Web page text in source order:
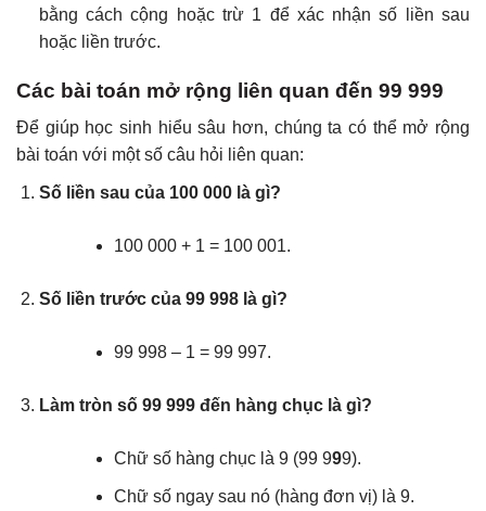
bằng cách cộng hoặc trừ 1 để xác nhận số liền sau
hoặc liền trước.
Các bài toán mở rộng liên quan đến 99 999
Để giúp học sinh hiểu sâu hơn, chúng ta có thể mở rộng
bài toán với một số câu hỏi liên quan:
Số liền sau của 100 000 là gì?
100 000 + 1 = 100 001.
Số liền trước của 99 998 là gì?
99 998 – 1 = 99 997.
Làm tròn số 99 999 đến hàng chục là gì?
Chữ số hàng chục là 9 (99 999).
Chữ số ngay sau nó (hàng đơn vị) là 9.